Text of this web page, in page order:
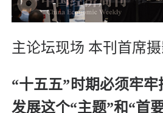
主论坛现场 本刊首席
“十五五”时期必须牢
发展这个“主题”和“首